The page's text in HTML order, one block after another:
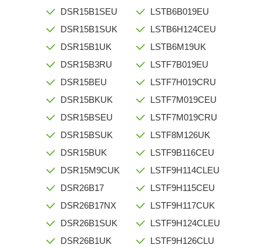
DSR15B1SEU
DSR15B1SUK
DSR15B1UK
DSR15B3RU
DSR15BEU
DSR15BKUK
DSR15BSEU
DSR15BSUK
DSR15BUK
DSR15M9CUK
DSR26B17
DSR26B17NX
DSR26B1SUK
DSR26B1UK
LSTB6B019EU
LSTB6H124CEU
LSTB6M19UK
LSTF7B019EU
LSTF7H019CRU
LSTF7M019CEU
LSTF7M019CRU
LSTF8M126UK
LSTF9B116CEU
LSTF9H114CLEU
LSTF9H115CEU
LSTF9H117CUK
LSTF9H124CLEU
LSTF9H126CLU